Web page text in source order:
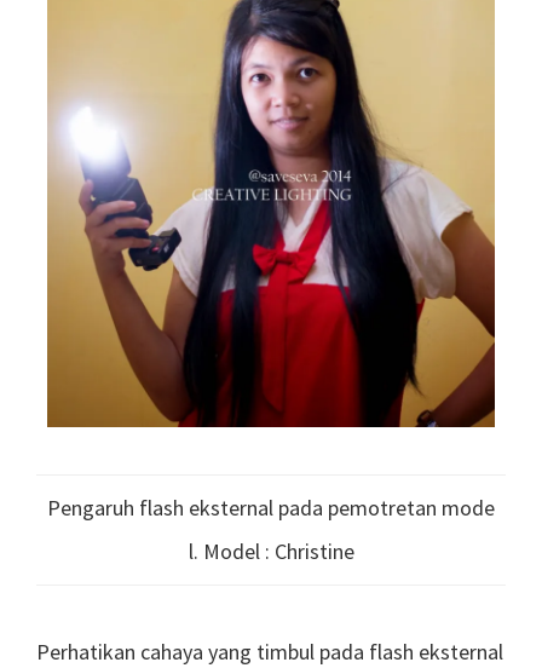
Pengaruh flash eksternal pada pemotretan mode
l. Model : Christine
Perhatikan cahaya yang timbul pada flash eksternal